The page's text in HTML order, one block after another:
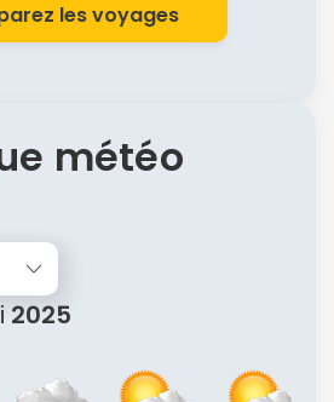
les voyages
météo
2025
avec Apple